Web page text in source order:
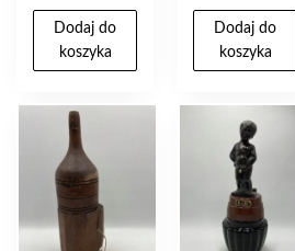
Dodaj do
koszyka
Dodaj do
koszyka